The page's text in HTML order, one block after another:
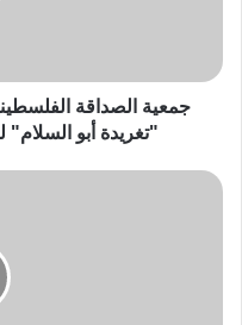
جمعية الصداقة
"تغريدة أبو